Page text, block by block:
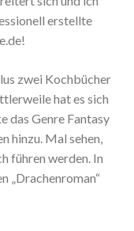
erstellte
zwei Kochbücher
hat es sich
das Genre Fantasy
hinzu. Mal sehen,
führen werden. In
„Drachenroman“